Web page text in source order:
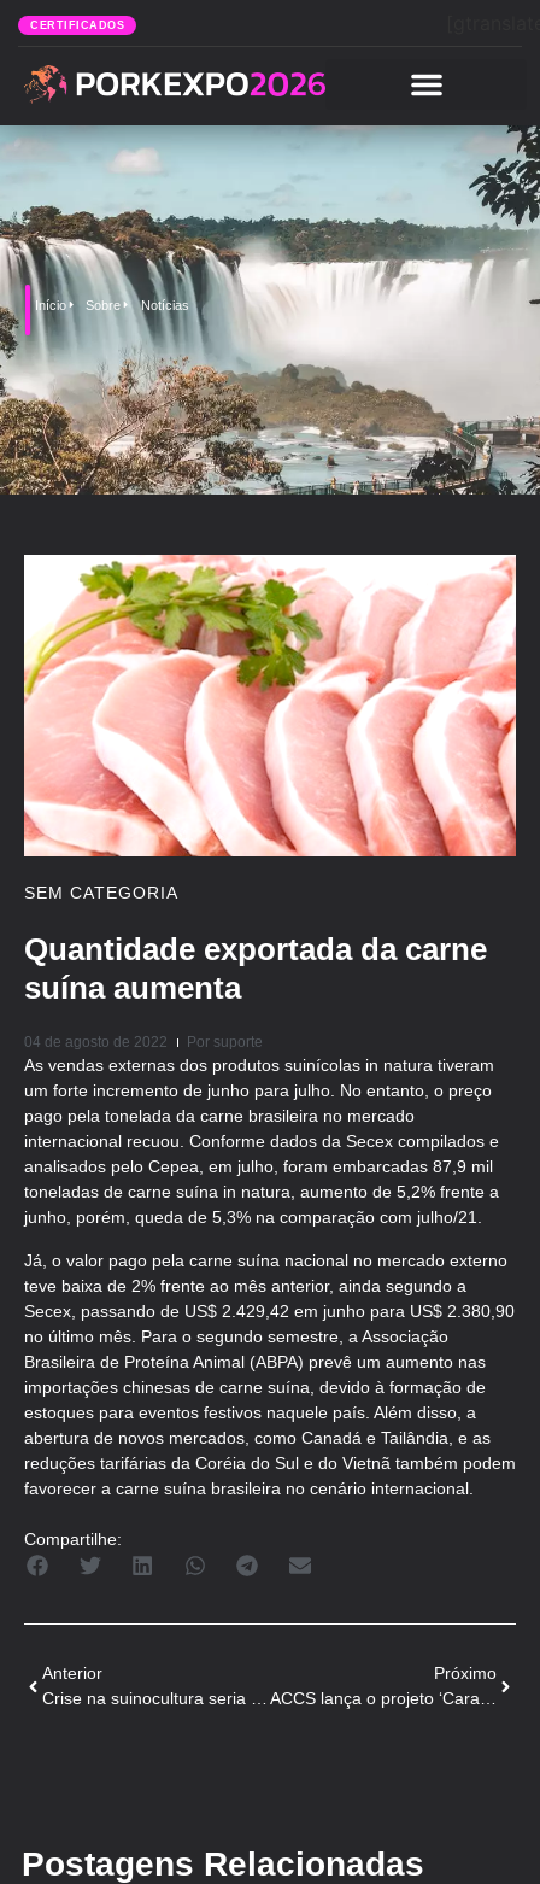
CERTIFICADOS
Início Sobre Notícias
SEM CATEGORIA
Quantidade exportada da carne
suína aumenta
04 de agosto de 2022 Por suporte
As vendas externas dos produtos suinícolas in natura tiveram
um forte incremento de junho para julho. No entanto, o preço
pago pela tonelada da carne brasileira no mercado
internacional recuou. Conforme dados da Secex compilados e
analisados pelo Cepea, em julho, foram embarcadas 87,9 mil
toneladas de carne suína in natura, aumento de 5,2% frente a
junho, porém, queda de 5,3% na comparação com julho/21.
Já, o valor pago pela carne suína nacional no mercado externo
teve baixa de 2% frente ao mês anterior, ainda segundo a
Secex, passando de US$ 2.429,42 em junho para US$ 2.380,90
no último mês. Para o segundo semestre, a Associação
Brasileira de Proteína Animal (ABPA) prevê um aumento nas
importações chinesas de carne suína, devido à formação de
estoques para eventos festivos naquele país. Além disso, a
abertura de novos mercados, como Canadá e Tailândia, e as
reduções tarifárias da Coréia do Sul e do Vietnã também podem
favorecer a carne suína brasileira no cenário internacional.
Compartilhe:
Anterior
Próximo
Postagens Relacionadas